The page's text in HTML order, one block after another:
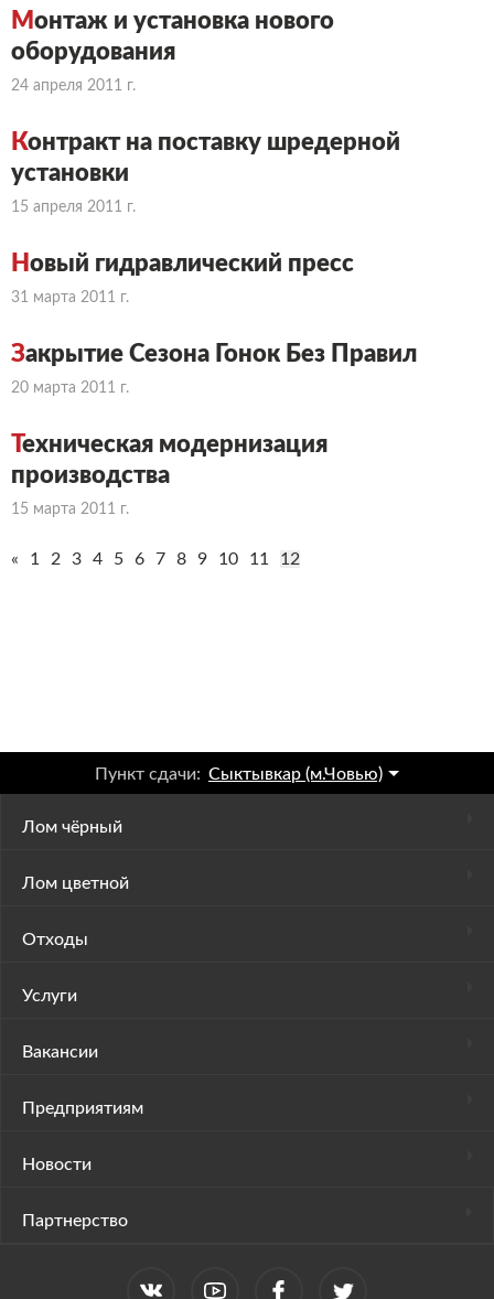
Монтаж и установка нового
оборудования
24 апреля 2011 г.
Контракт на поставку шредерной
установки
15 апреля 2011 г.
Н овый гидравлический пресс
31 марта 2011 г.
Закрытие Сезона Гонок Без Правил
20 марта 2011 г.
Техническая модернизация
производства
15 марта 2011 г.
« 1 2 3 4 5 6 7 8 9 10 11 12
Лом чёрный
Лом цветной
Отходы
Услуги
Вакансии
Предприятиям
Новости
Партнерство
Пункт сдачи: Сыктывкар (м.Човью)